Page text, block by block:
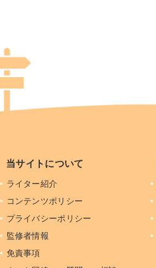
当サイトについて
ライター紹介
コンテンツポリシー
プライバシーポリシー
監修者情報
免責事項